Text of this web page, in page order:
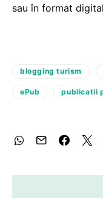
sau în format
blogging turism
ePub publicatii